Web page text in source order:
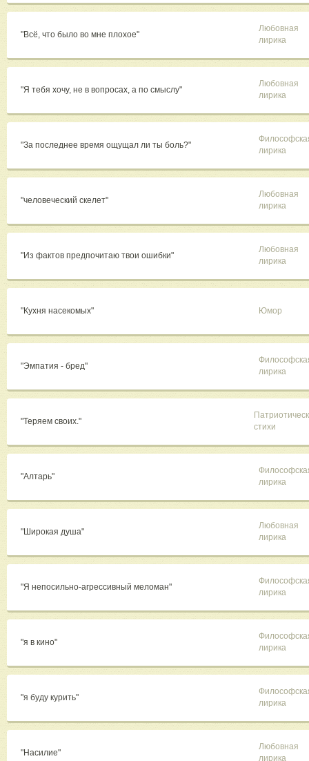
"Всё, что было во мне плохое"
Любовная
лирика
"Я тебя хочу, не в вопросах, а по смыслу"
Любовная
лирика
"За последнее время ощущал ли ты боль?"
лирика
"человеческий скелет"
Любовная
лирика
"Из фактов предпочитаю твои ошибки"
Любовная
лирика
"Кухня насекомых" Юмор
"Эмпатия - бред"
лирика
"Теряем своих."
стихи
"Алтарь"
лирика
"Широкая душа"
Любовная
лирика
"Я непосильно-агрессивный меломан"
лирика
"я в кино"
лирика
"я буду курить"
лирика
"Насилие"
Любовная
лирика